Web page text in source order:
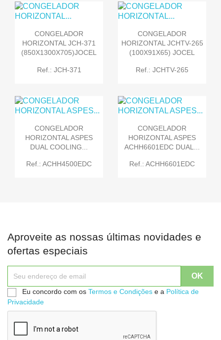
CONGELADOR
HORIZONTAL JCH-371
(850X1300X705)JOCEL
Ref.: JCH-371
CONGELADOR
HORIZONTAL JCHTV-265
(100X91X65) JOCEL
Ref.: JCHTV-265
CONGELADOR
HORIZONTAL ASPES
DUAL COOLING...
Ref.: ACHH4500EDC
CONGELADOR
HORIZONTAL ASPES
ACHH6601EDC DUAL...
Ref.: ACHH6601EDC
Aproveite as nossas últimas novidades e
ofertas especiais
Eu concordo com os Termos e Condições e a Política de
Privacidade